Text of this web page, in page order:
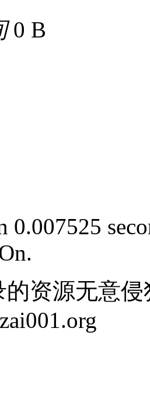
0 B
0.007525
资源无意